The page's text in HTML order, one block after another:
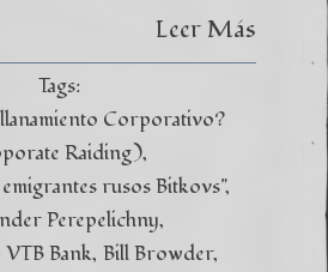
Leer Más
Tags:
Corporativo?
Raiding)
emigrantes rusos Bitkovs"
Perepelichny
Bank Bill Browder